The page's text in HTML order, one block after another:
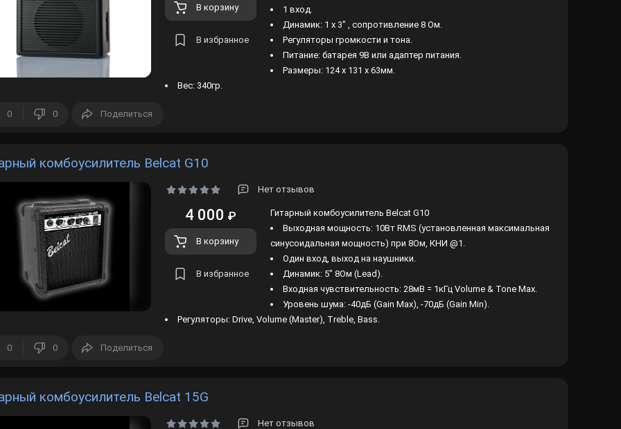
В корзину
В избранное
1 вход.
Динамик: 1 x 3" , сопротивление 8 Ом.
Регуляторы громкости и тона.
Питание: батарея 9В или адаптер питания.
Размеры: 124 х 131 х 63мм.
Вес: 340гр.
0 0 Поделиться
комбоусилитель Belcat G10
Нет отзывов
4 000 ₽
В корзину
В избранное
Гитарный комбоусилитель Belcat G10
Выходная мощность: 10Вт RMS (установленная максимальная
синусоидальная мощность) при 8Ом, КНИ @1.
Один вход, выход на наушники.
Динамик: 5" 8Ом (Lead).
Входная чувствительность: 28мВ = 1кГц Volume & Tone Max.
Уровень шума: -40дБ (Gain Max), -70дБ (Gain Min).
Регуляторы: Drive, Volume (Master), Treble, Bass.
0 0 Поделиться
комбоусилитель Belcat 15G
Нет отзывов